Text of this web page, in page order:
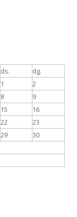
ds. dg.
1
2
8
9
15
16
22
23
29
30